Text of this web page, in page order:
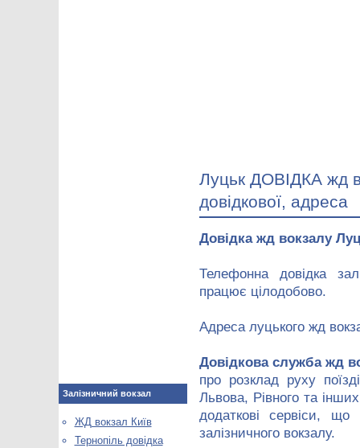
Луцьк ДОВІДКА жд
довідкової, адреса
Довідка жд вокзалу
Телефонна довідка
працює цілодобово.
Адреса луцького жд
Довідкова служба жд
про розклад руху
Львова, Рівного та
додаткові сервіси, що
залізничного вокзалу.
Залізничний вокзал
ЖД вокзал Київ
Тернопіль довідка